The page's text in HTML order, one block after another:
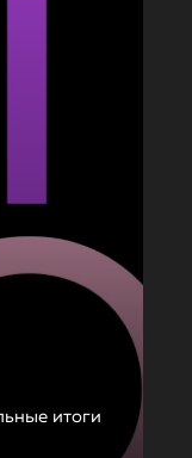
итоги